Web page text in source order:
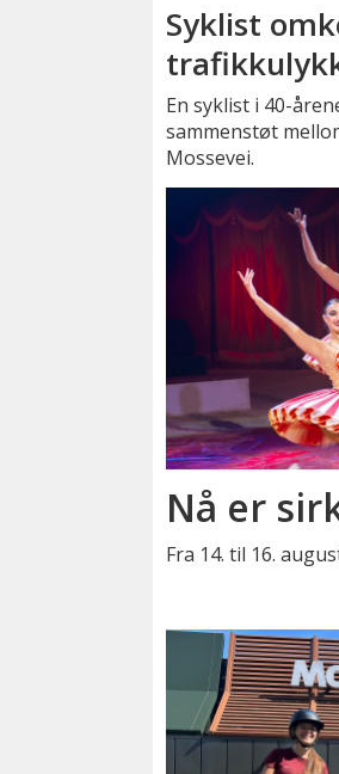
Syklist
En syklist i 40-
sammenstøt
Mossevei.
Nå er
Fra 14. til 16.